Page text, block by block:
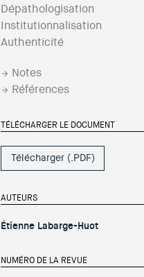
Dépathologisation
Institutionnalisation
Authenticité
Notes
Références
TÉLÉCHARGER LE DOCUMENT
Télécharger (.PDF)
AUTEURS
Étienne Labarge-Huot
NUMÉRO DE LA REVUE